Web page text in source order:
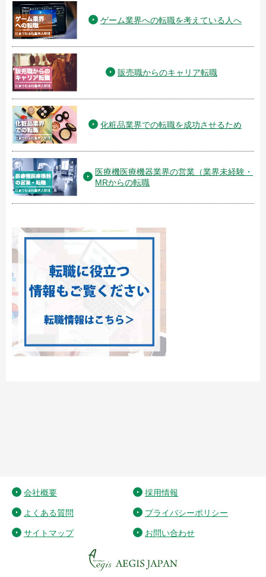
ゲーム業界への転職を考えている人へ
販売職からのキャリア転職
化粧品業界での転職を成功させるため
医療機医療機器業界の営業（業界未経験・
MRからの転職
会社概要 採用情報
よくある質問 プライバシーポリシー
サイトマップ お問い合わせ